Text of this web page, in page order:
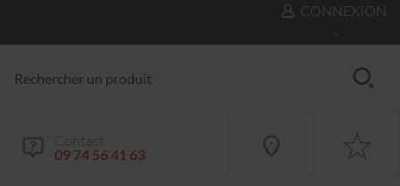
CONNEXION
Contact
09 74 56 41 63